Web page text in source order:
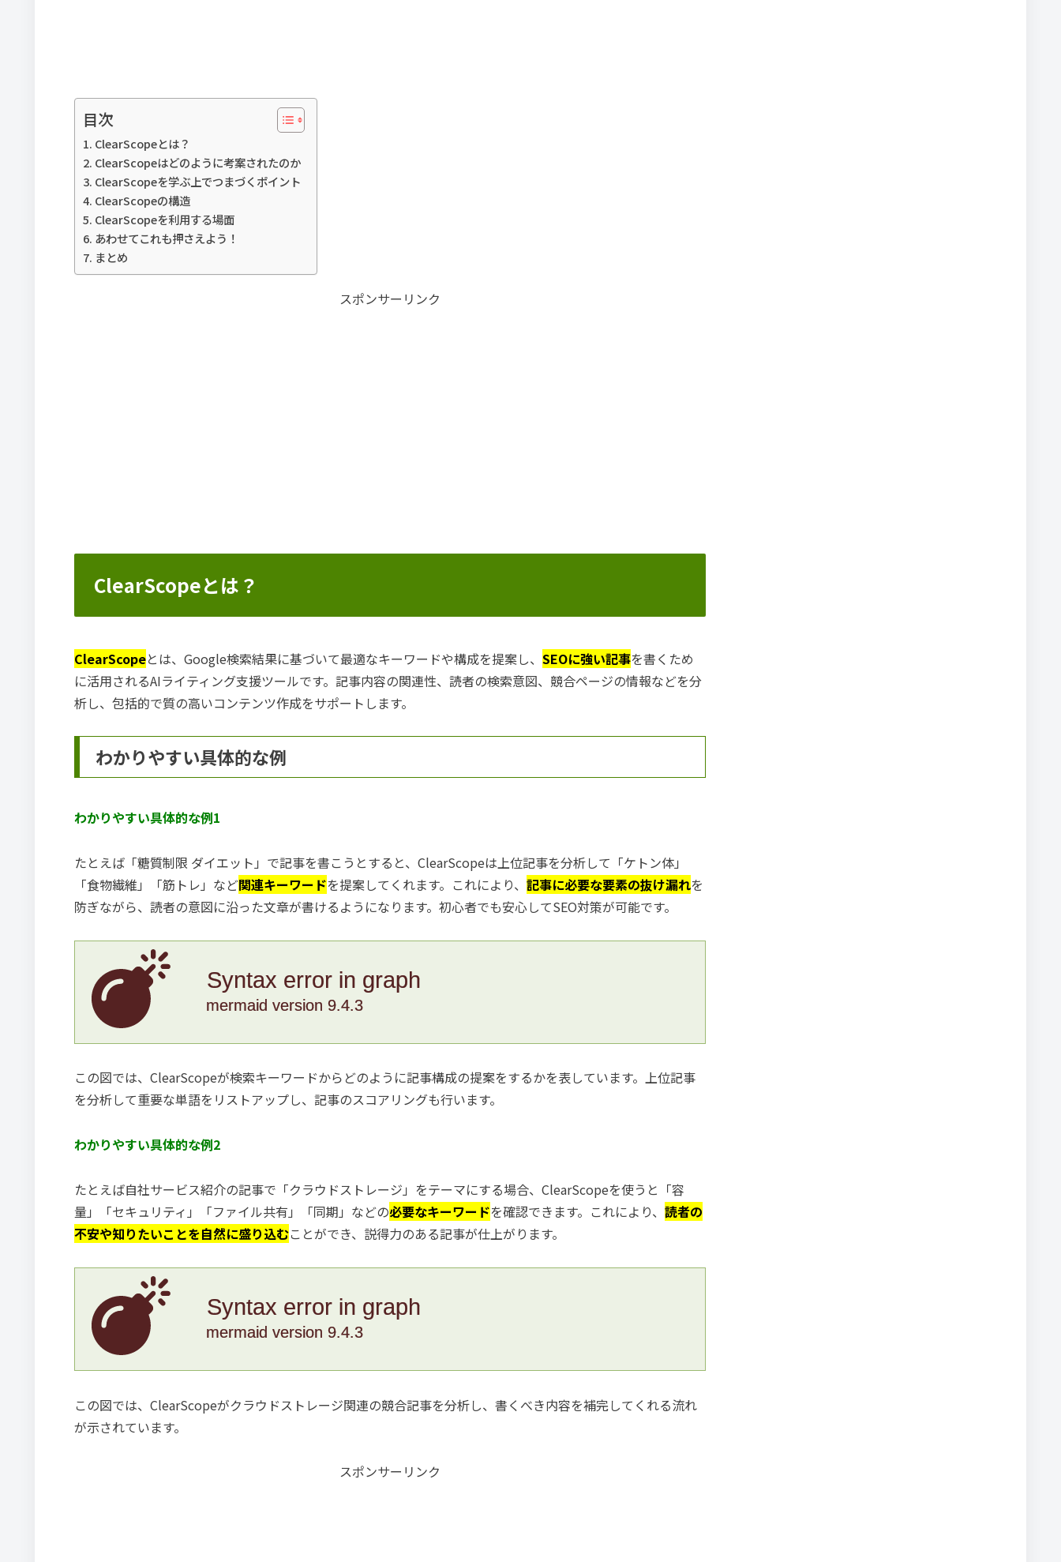
目次
ClearScopeとは？
ClearScopeはどのように考案されたのか
ClearScopeを学ぶ上でつまづくポイント
ClearScopeの構造
ClearScopeを利用する場面
あわせてこれも押さえよう！
まとめ
スポンサーリンク
ClearScopeとは？
ClearScopeとは、Google検索結果に基づいて最適なキーワードや構成を提案し、 SEOに強い記事を書くため
に活用されるAIライティング支援ツールです。記事内容の関連性、読者の検索意図、競合ページの情報などを分
析し、包括的で質の高いコンテンツ作成をサポートします。
わかりやすい具体的な例
わかりやすい具体的な例1
たとえば「糖質制限 ダイエット」で記事を書こうとすると、ClearScopeは上位記事を分析して「ケトン体」
「食物繊維」「筋トレ」など関連キーワードを提案してくれます。これにより、 記事に必要な要素の抜け漏れを
防ぎながら、読者の意図に沿った文章が書けるようになります。初心者でも安心してSEO対策が可能です。
Syntax error in graph
mermaid version 9.4.3
この図では、ClearScopeが検索キーワードからどのように記事構成の提案をするかを表しています。上位記事
を分析して重要な単語をリストアップし、記事のスコアリングも行います。
わかりやすい具体的な例2
たとえば自社サービス紹介の記事で「クラウドストレージ」をテーマにする場合、ClearScopeを使うと「容
量」「セキュリティ」「ファイル共有」「同期」などの必要なキーワードを確認できます。これにより、 読者の
不安や知りたいことを自然に盛り込むことができ、説得力のある記事が仕上がります。
Syntax error in graph
mermaid version 9.4.3
この図では、ClearScopeがクラウドストレージ関連の競合記事を分析し、書くべき内容を補完してくれる流れ
が示されています。
スポンサーリンク